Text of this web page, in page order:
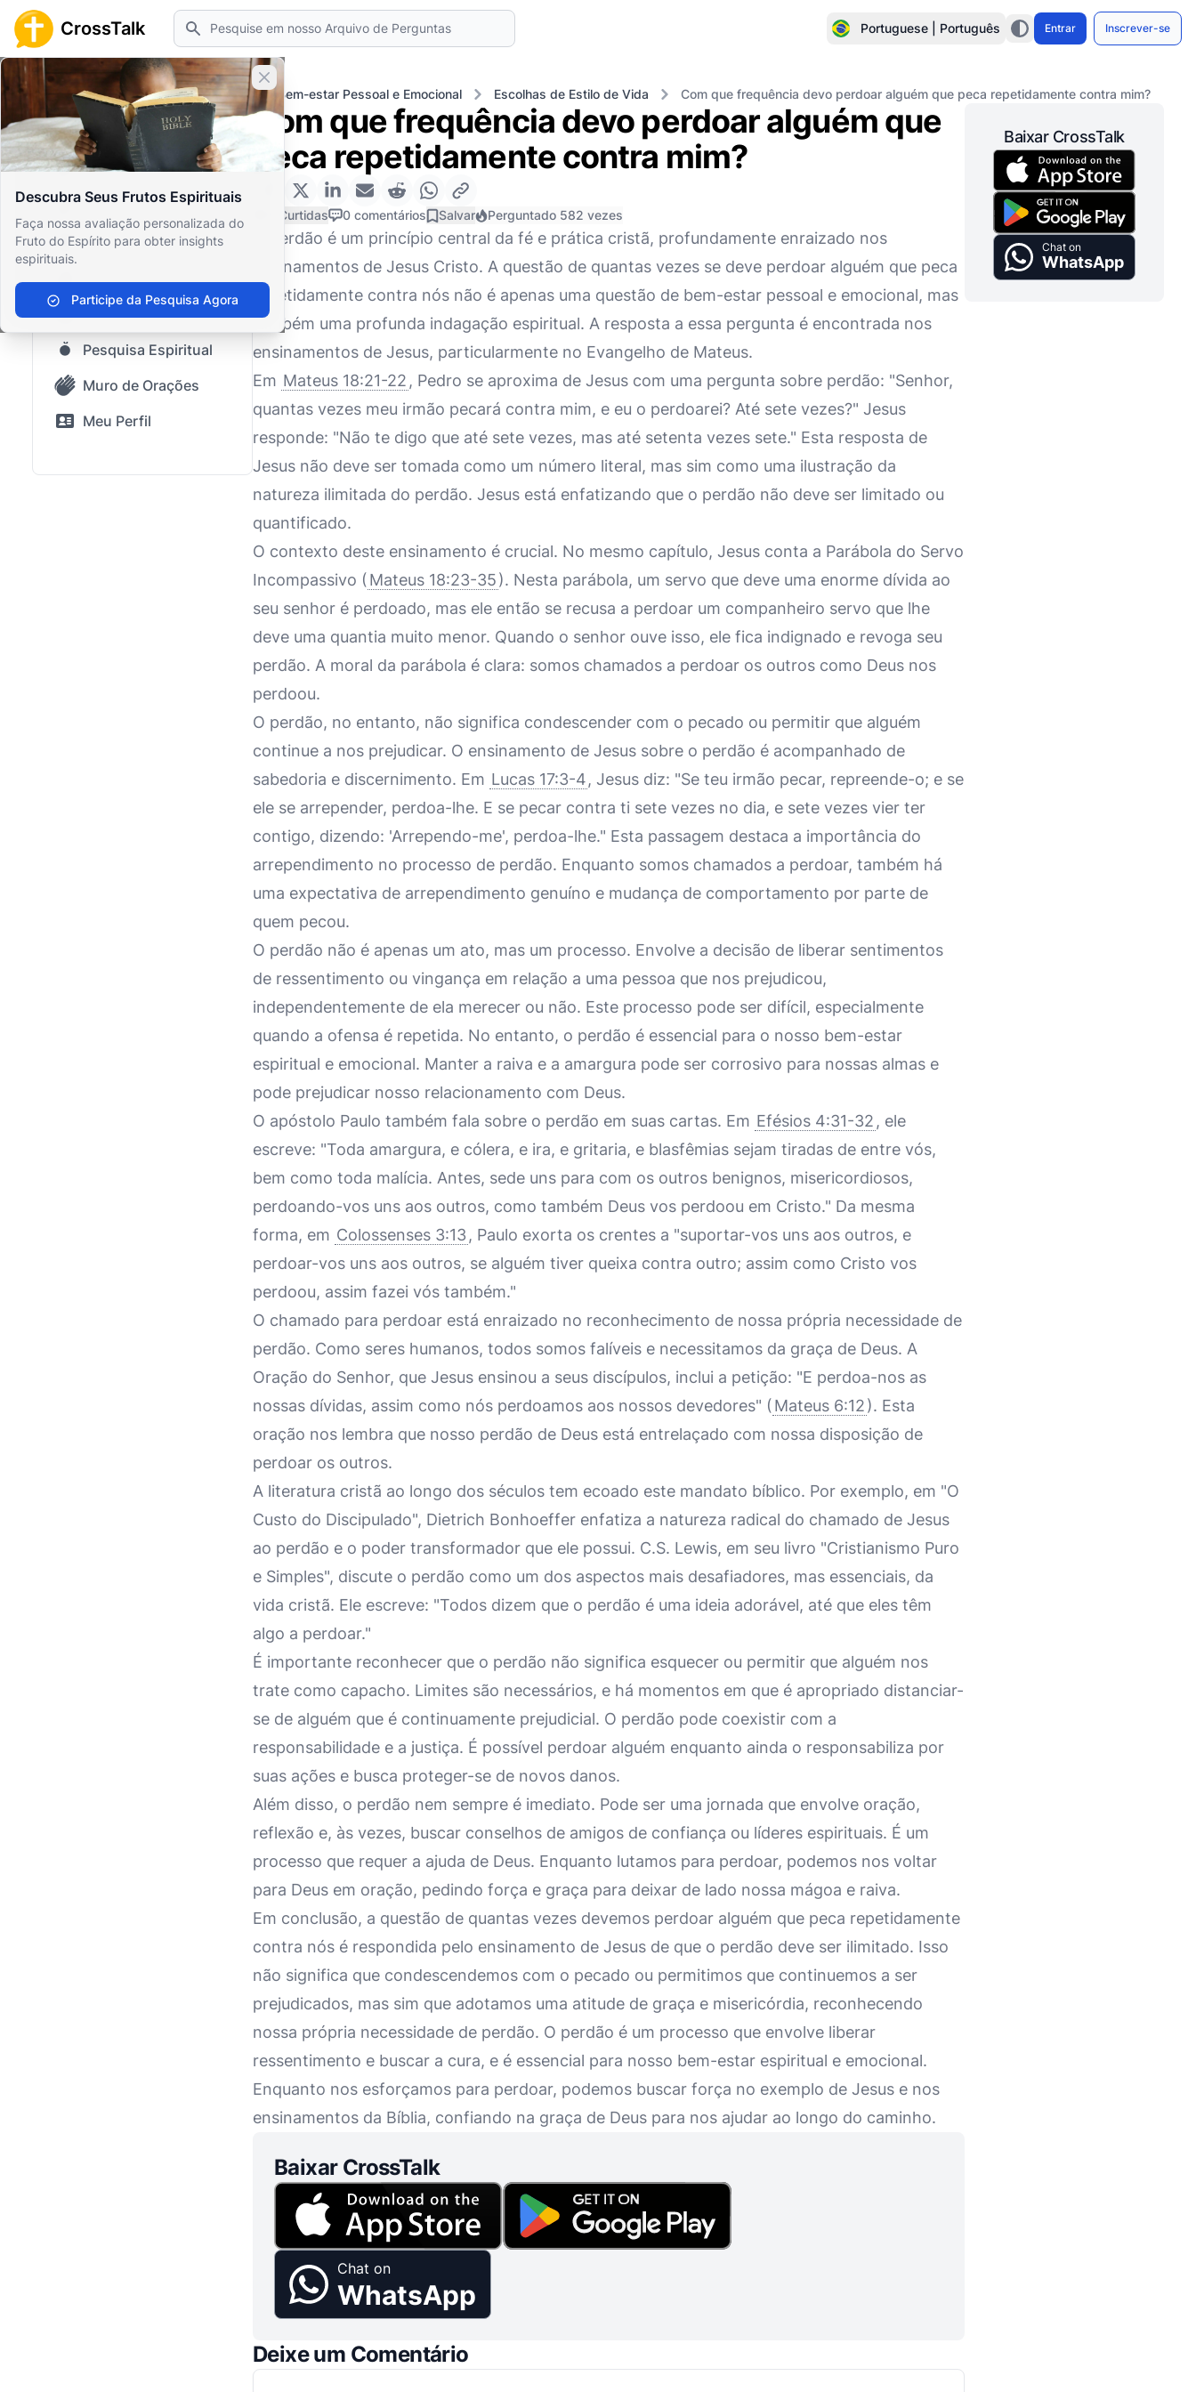
CrossTalk Pesquisar Portuguese | Português Entrar Inscrever-se
Fechar banner
Descubra Seus Frutos Espirituais
Faça nossa avaliação personalizada do
Fruto do Espírito para obter insights
espirituais.
Participe da Pesquisa Agora
Home Arquivo de Perguntas Bem-estar Pessoal e Emocional Escolhas de Estilo de Vida Com que frequência devo perdoar alguém que peca repetidamente contra mim?
Início
Arquivo de Perguntas
Nosso blog
Conteúdo Salvo
Perguntas Populares
Bíblia Sagrada
Pesquisa Espiritual
Muro de Orações
Meu Perfil
Com que frequência devo perdoar alguém que
peca repetidamente contra mim?
0 Curtidas 0 comentários Salvar Perguntado 582 vezes
O perdão é um princípio central da fé e prática cristã, profundamente enraizado nos
ensinamentos de Jesus Cristo. A questão de quantas vezes se deve perdoar alguém que peca
repetidamente contra nós não é apenas uma questão de bem-estar pessoal e emocional, mas
também uma profunda indagação espiritual. A resposta a essa pergunta é encontrada nos
ensinamentos de Jesus, particularmente no Evangelho de Mateus.
Em Mateus 18:21-22 , Pedro se aproxima de Jesus com uma pergunta sobre perdão: "Senhor,
quantas vezes meu irmão pecará contra mim, e eu o perdoarei? Até sete vezes?" Jesus
responde: "Não te digo que até sete vezes, mas até setenta vezes sete." Esta resposta de
Jesus não deve ser tomada como um número literal, mas sim como uma ilustração da
natureza ilimitada do perdão. Jesus está enfatizando que o perdão não deve ser limitado ou
quantificado.
O contexto deste ensinamento é crucial. No mesmo capítulo, Jesus conta a Parábola do Servo
Incompassivo ( Mateus 18:23-35). Nesta parábola, um servo que deve uma enorme dívida ao
seu senhor é perdoado, mas ele então se recusa a perdoar um companheiro servo que lhe
deve uma quantia muito menor. Quando o senhor ouve isso, ele fica indignado e revoga seu
perdão. A moral da parábola é clara: somos chamados a perdoar os outros como Deus nos
perdoou.
O perdão, no entanto, não significa condescender com o pecado ou permitir que alguém
continue a nos prejudicar. O ensinamento de Jesus sobre o perdão é acompanhado de
sabedoria e discernimento. Em Lucas 17:3-4, Jesus diz: "Se teu irmão pecar, repreende-o; e se
ele se arrepender, perdoa-lhe. E se pecar contra ti sete vezes no dia, e sete vezes vier ter
contigo, dizendo: 'Arrependo-me', perdoa-lhe." Esta passagem destaca a importância do
arrependimento no processo de perdão. Enquanto somos chamados a perdoar, também há
uma expectativa de arrependimento genuíno e mudança de comportamento por parte de
quem pecou.
O perdão não é apenas um ato, mas um processo. Envolve a decisão de liberar sentimentos
de ressentimento ou vingança em relação a uma pessoa que nos prejudicou,
independentemente de ela merecer ou não. Este processo pode ser difícil, especialmente
quando a ofensa é repetida. No entanto, o perdão é essencial para o nosso bem-estar
espiritual e emocional. Manter a raiva e a amargura pode ser corrosivo para nossas almas e
pode prejudicar nosso relacionamento com Deus.
O apóstolo Paulo também fala sobre o perdão em suas cartas. Em Efésios 4:31-32 , ele
escreve: "Toda amargura, e cólera, e ira, e gritaria, e blasfêmias sejam tiradas de entre vós,
bem como toda malícia. Antes, sede uns para com os outros benignos, misericordiosos,
perdoando-vos uns aos outros, como também Deus vos perdoou em Cristo." Da mesma
forma, em Colossenses 3:13, Paulo exorta os crentes a "suportar-vos uns aos outros, e
perdoar-vos uns aos outros, se alguém tiver queixa contra outro; assim como Cristo vos
perdoou, assim fazei vós também."
O chamado para perdoar está enraizado no reconhecimento de nossa própria necessidade de
perdão. Como seres humanos, todos somos falíveis e necessitamos da graça de Deus. A
Oração do Senhor, que Jesus ensinou a seus discípulos, inclui a petição: "E perdoa-nos as
nossas dívidas, assim como nós perdoamos aos nossos devedores" ( Mateus 6:12). Esta
oração nos lembra que nosso perdão de Deus está entrelaçado com nossa disposição de
perdoar os outros.
A literatura cristã ao longo dos séculos tem ecoado este mandato bíblico. Por exemplo, em "O
Custo do Discipulado", Dietrich Bonhoeffer enfatiza a natureza radical do chamado de Jesus
ao perdão e o poder transformador que ele possui. C.S. Lewis, em seu livro "Cristianismo Puro
e Simples", discute o perdão como um dos aspectos mais desafiadores, mas essenciais, da
vida cristã. Ele escreve: "Todos dizem que o perdão é uma ideia adorável, até que eles têm
algo a perdoar."
É importante reconhecer que o perdão não significa esquecer ou permitir que alguém nos
trate como capacho. Limites são necessários, e há momentos em que é apropriado distanciar-
se de alguém que é continuamente prejudicial. O perdão pode coexistir com a
responsabilidade e a justiça. É possível perdoar alguém enquanto ainda o responsabiliza por
suas ações e busca proteger-se de novos danos.
Além disso, o perdão nem sempre é imediato. Pode ser uma jornada que envolve oração,
reflexão e, às vezes, buscar conselhos de amigos de confiança ou líderes espirituais. É um
processo que requer a ajuda de Deus. Enquanto lutamos para perdoar, podemos nos voltar
para Deus em oração, pedindo força e graça para deixar de lado nossa mágoa e raiva.
Em conclusão, a questão de quantas vezes devemos perdoar alguém que peca repetidamente
contra nós é respondida pelo ensinamento de Jesus de que o perdão deve ser ilimitado. Isso
não significa que condescendemos com o pecado ou permitimos que continuemos a ser
prejudicados, mas sim que adotamos uma atitude de graça e misericórdia, reconhecendo
nossa própria necessidade de perdão. O perdão é um processo que envolve liberar
ressentimento e buscar a cura, e é essencial para nosso bem-estar espiritual e emocional.
Enquanto nos esforçamos para perdoar, podemos buscar força no exemplo de Jesus e nos
ensinamentos da Bíblia, confiando na graça de Deus para nos ajudar ao longo do caminho.
Baixar CrossTalk
Chat on
WhatsApp
Deixe um Comentário
Baixar CrossTalk
Chat on
WhatsApp